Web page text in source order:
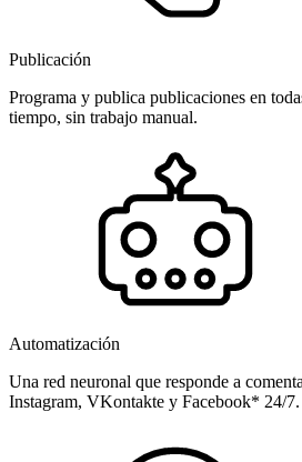
Publicación
Programa y publica publicaciones en
tiempo, sin trabajo manual.
Automatización
Una red neuronal que responde a
Instagram, VKontakte y Facebook* 24/7.